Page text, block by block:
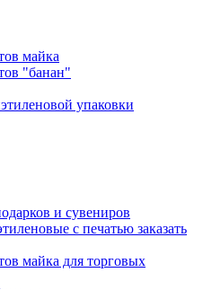
майка
"банан"
упаковки
и сувениров
с печатью заказать
майка для торговых